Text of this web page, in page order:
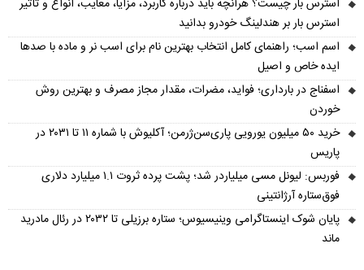
استرس بار چیست؟ هرآنچه باید درباره کاربرد، مزایا، معایب، انواع و تأثیر
استرس بار بر هندلینگ خودرو بدانید
اسم اسب؛ راهنمای کامل انتخاب بهترین نام برای اسب نر و ماده با صدها
ایده خاص و اصیل
اسفناج در بارداری؛ فواید، مضرات، مقدار مجاز مصرف و بهترین روش
خوردن
خرید ۵۰ میلیون یورویی پاری‌سن‌ژرمن؛ آکلیوش با شماره ۱۱ تا ۲۰۳۱ در
پاریس
فوربس: لیونل مسی میلیاردر شد؛ پشت پرده ثروت ۱.۱ میلیارد دلاری
فوق‌ستاره آرژانتینی
پایان شوک اینستاگرامی وینیسیوس؛ ستاره برزیلی تا ۲۰۳۲ در رئال مادرید
ماند